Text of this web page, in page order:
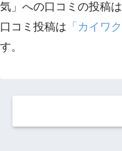
気」への口コミの投稿は
口コミ投稿は 「カイワ
す。